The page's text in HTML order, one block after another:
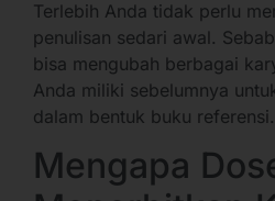
Terlebih Anda tidak perlu
penulisan sedari awal.
bisa mengubah berbagai
Anda miliki sebelumnya
dalam bentuk buku referensi.
Mengapa